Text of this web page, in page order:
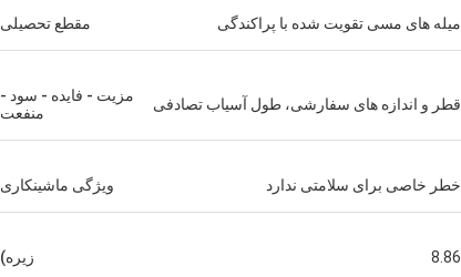
میله های مسی تقویت شده با پراکندگی مقطع تحصیلی
قطر و اندازه های سفارشی، طول آسیاب تصادفی
مزیت - فایده - سود -
منفعت
خطر خاصی برای سلامتی ندارد ویژگی ماشینکاری
8.86 زیره)